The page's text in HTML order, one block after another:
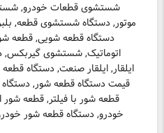
شستشوی قطعات خودرو,
موتور, دستگاه شستشوی قطعه,
دستگاه قطعه شویی, قطعه
اتوماتیک, شستشوی گیربکس,
ایلقار, ایلقار صنعت, دستگاه
قیمت دستگاه قطعه شور,
قطعه شور با فیلتر, قطعه
خودرو, دستگاه قطعه شور